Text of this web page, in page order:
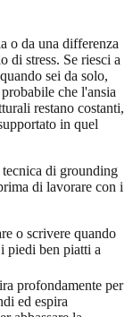
o da una differenza
di stress. Se riesci a
sei da solo,
che l'ansia
restano costanti,
in quel
di grounding
di lavorare con i
o scrivere quando
piedi ben piatti a
profondamente per
ed espira